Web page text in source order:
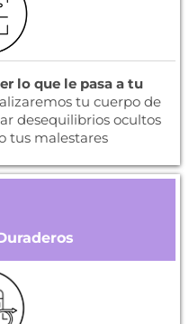
lo que le pasa a tu
tu cuerpo de
desequilibrios ocultos
tus malestares